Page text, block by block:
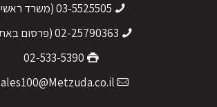
03-5525505(משרד
02-25790363(פרסום
02-533-5390